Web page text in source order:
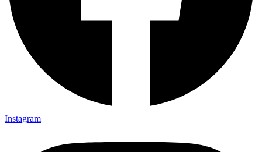
Instagram